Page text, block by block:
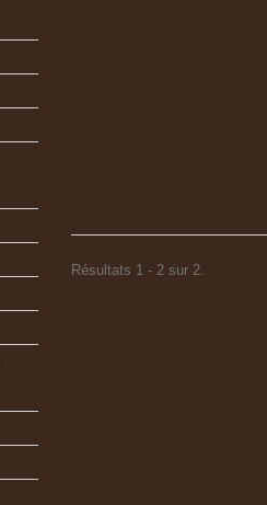
Résultats 1 - 2 sur 2.